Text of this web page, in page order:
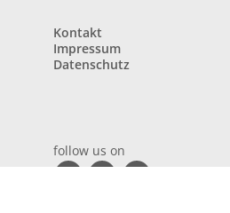
Kontakt
Impressum
Datenschutz
follow us on